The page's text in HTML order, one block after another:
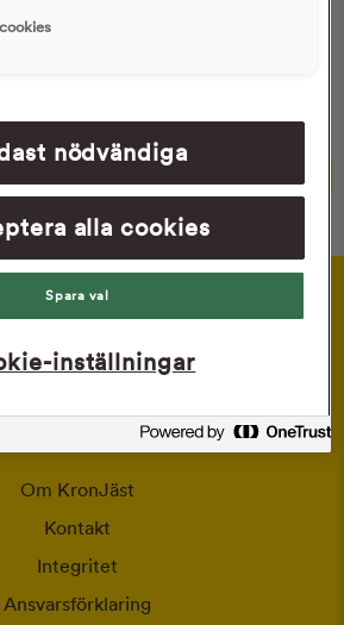
Nyast
Om KronJäst
Kontakt
Integritet
Ansvarsförklaring
nödvändiga
alla cookies
Spara val
inställningar